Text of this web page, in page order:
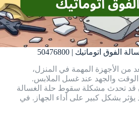
اتوماتيك | 50476800
من الأجهزة المهمة في المنزل،
والجهد عند غسل الملابس.
قد تحدث مشكلة سقوط حلة الغسالة
يؤثر بشكل كبير على أداء الجهاز. في